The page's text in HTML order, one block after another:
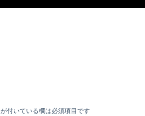
が付いている欄は必須項目です